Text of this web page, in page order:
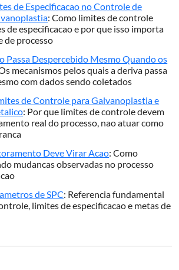
de Especificacao no Controle de
: Como limites de controle
de especificacao e por que isso importa
de processo
Passa Despercebido Mesmo Quando os
mecanismos pelos quais a deriva passa
com dados sendo coletados
de Controle para Galvanoplastia e
: Por que limites de controle devem
real do processo, nao atuar como
Deve Virar Acao: Como
mudancas observadas no processo
de SPC: Referencia fundamental
limites de especificacao e metas de